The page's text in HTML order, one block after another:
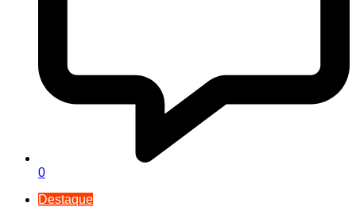
0
Destaque